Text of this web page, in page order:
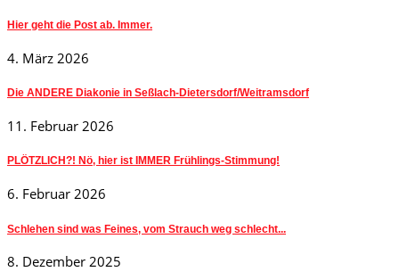
Hier geht die Post ab. Immer.
4. März 2026
Die ANDERE Diakonie in Seßlach-Dietersdorf/Weitramsdorf
11. Februar 2026
PLÖTZLICH?! Nö, hier ist IMMER Frühlings-Stimmung!
6. Februar 2026
Schlehen sind was Feines, vom Strauch weg schlecht...
8. Dezember 2025